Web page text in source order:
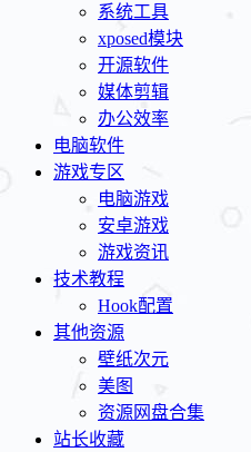
系统工具
xposed模块
开源软件
媒体剪辑
办公效率
电脑软件
游戏专区
电脑游戏
安卓游戏
游戏资讯
技术教程
Hook配置
其他资源
壁纸次元
美图
资源网盘合集
站长收藏